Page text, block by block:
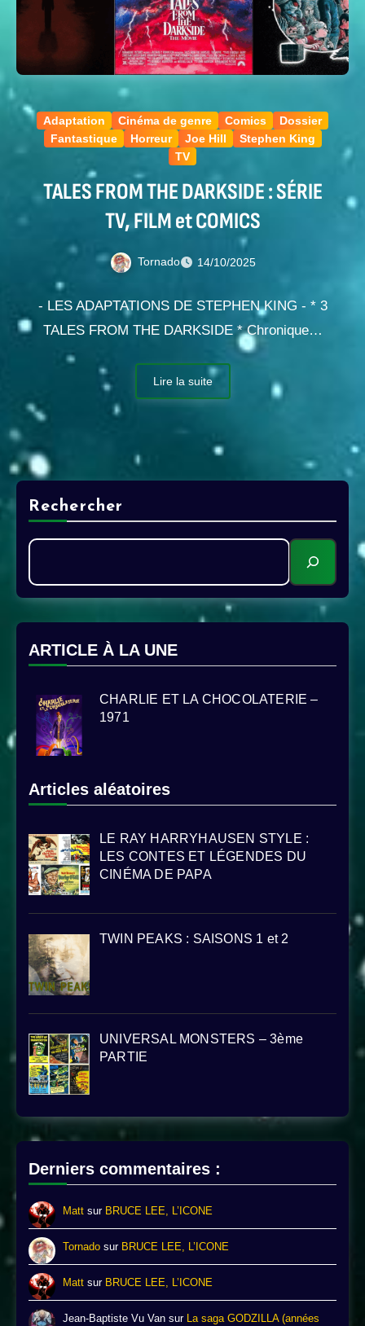
Adaptation Cinéma de genre Comics
Dossier
Fantastique
Horreur Joe Hill
Stephen King
TV
TALES FROM THE DARKSIDE : SÉRIE
TV, FILM et COMICS
Tornado 14/10/2025
- LES ADAPTATIONS DE STEPHEN KING - * 3
TALES FROM THE DARKSIDE * Chronique…
Lire la suite
Rechercher
ARTICLE À LA UNE
CHARLIE ET LA CHOCOLATERIE –
1971
Articles aléatoires
LE RAY HARRYHAUSEN STYLE :
LES CONTES ET LÉGENDES DU
CINÉMA DE PAPA
TWIN PEAKS : SAISONS 1 et 2
UNIVERSAL MONSTERS – 3ème
PARTIE
Derniers commentaires :
Matt sur BRUCE LEE, L’ICONE
Tornado sur BRUCE LEE, L’ICONE
Matt sur BRUCE LEE, L’ICONE
Jean-Baptiste Vu Van sur La saga GODZILLA (années